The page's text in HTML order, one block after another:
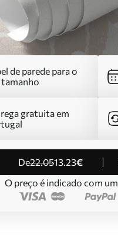
de parede para o
tamanho
gratuita em
de22.0513.23€
O preço é indicado com um